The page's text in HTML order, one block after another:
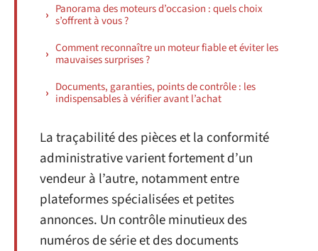
Panorama des moteurs d’occasion : quels choix
s’offrent à vous ?
Comment reconnaître un moteur fiable et éviter les
mauvaises surprises ?
Documents, garanties, points de contrôle : les
indispensables à vérifier avant l’achat
La traçabilité des pièces et la conformité
administrative varient fortement d’un
vendeur à l’autre, notamment entre
plateformes spécialisées et petites
annonces. Un contrôle minutieux des
numéros de série et des documents